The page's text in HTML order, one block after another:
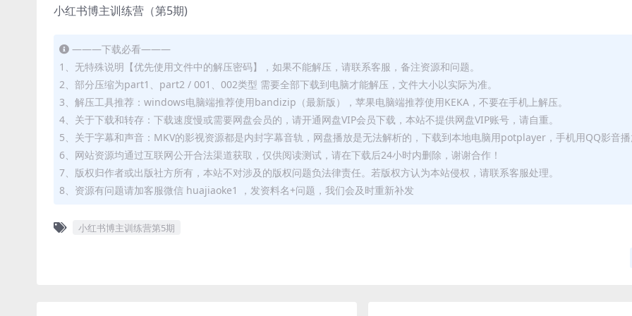
小红书博主训练营（第5期)
———下载必看———
1、无特殊说明【优先使用文件中的解压密码】，如果不能解压，请联系客服，备注资源和问题。
2、部分压缩为part1、part2 / 001、002类型 需要全部下载到电脑才能解压，文件大小以实际为准。
3、解压工具推荐：windows电脑端推荐使用bandizip（最新版），苹果电脑端推荐使用KEKA，不要在手机上解压。
4、关于下载和转存：下载速度慢或需要网盘会员的，请开通网盘VIP会员下载，本站不提供网盘VIP账号，请自重。
5、关于字幕和声音：MKV的影视资源都是内封字幕音轨，网盘播放是无法解析的，下载到本地电脑用potplayer，手机用QQ影音播
6、网站资源均通过互联网公开合法渠道获取，仅供阅读测试，请在下载后24小时内删除，谢谢合作！
7、版权归作者或出版社方所有，本站不对涉及的版权问题负法律责任。若版权方认为本站侵权，请联系客服处理。
8、资源有问题请加客服微信 huajiaoke1 ，发资料名+问题，我们会及时重新补发
小红书博主训练营第5期